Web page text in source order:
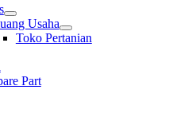
Usaha
Toko Pertanian
Part